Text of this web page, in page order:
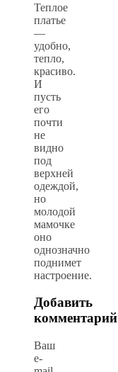
Теплое
платье
—
удобно,
тепло,
красиво.
И
пусть
его
почти
не
видно
под
верхней
одеждой,
но
молодой
мамочке
оно
однозначно
поднимет
настроение.
Добавить
комментарий
Ваш
e-